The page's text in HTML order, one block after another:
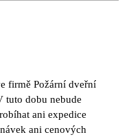
firmě Požární dveřní
tuto dobu nebude
ani expedice
ani cenových